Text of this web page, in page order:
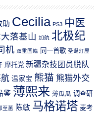
助 Cecilia PS3 中医
落基山 加航 北极纪
机 双重国籍 同一首歌 圣诞灯屋
摩托党 新疆杂技团员脱队
温家宝 熊猫 熊猫外交
鉴 薄熙来 薄瓜瓜 调查研
至蕙 陈敏 马格诺塔 麦考